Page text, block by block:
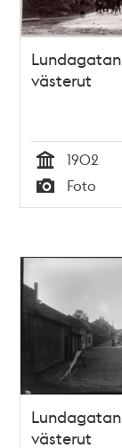
Lundagatan
västerut
Tid
1902
Typ
Foto
Lundagatan
västerut